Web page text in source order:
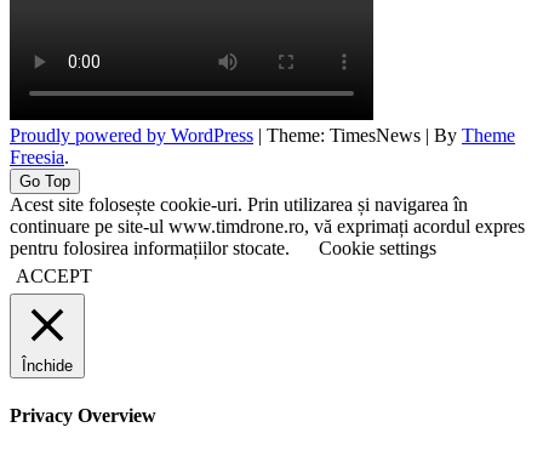
Proudly powered by WordPress | Theme: TimesNews | By Theme
Freesia.
Go Top
Acest site folosește cookie-uri. Prin utilizarea și navigarea în
continuare pe site-ul www.timdrone.ro, vă exprimați acordul expres
pentru folosirea informațiilor stocate.
Cookie settings
ACCEPT
Închide
Privacy Overview